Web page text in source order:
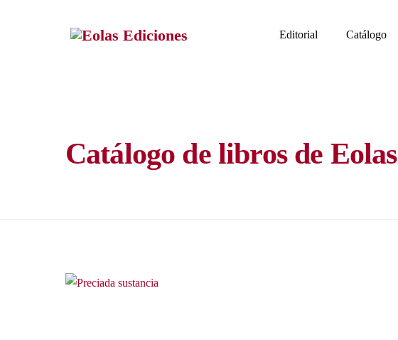
Editorial Catálogo
Catálogo de libros de Eolas